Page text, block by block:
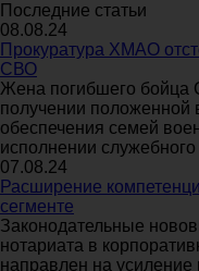
Последние статьи
08.08.24
Прокуратура ХМАО
СВО
Жена погибшего бойца
получении положенной
обеспечения семей
исполнении
07.08.24
Расширение
сегменте
Законодательные
нотариата в
направлен на усиление